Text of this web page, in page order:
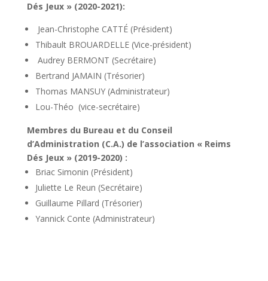
Dés Jeux » (2020-2021):
Jean-Christophe CATTÉ (Président)
Thibault BROUARDELLE (Vice-président)
Audrey BERMONT (Secrétaire)
Bertrand JAMAIN (Trésorier)
Thomas MANSUY (Administrateur)
Lou-Théo (vice-secrétaire)
Membres du Bureau et du Conseil
d’Administration (C.A.) de l’association « Reims
Dés Jeux » (2019-2020) :
Briac Simonin (Président)
Juliette Le Reun (Secrétaire)
Guillaume Pillard (Trésorier)
Yannick Conte (Administrateur)